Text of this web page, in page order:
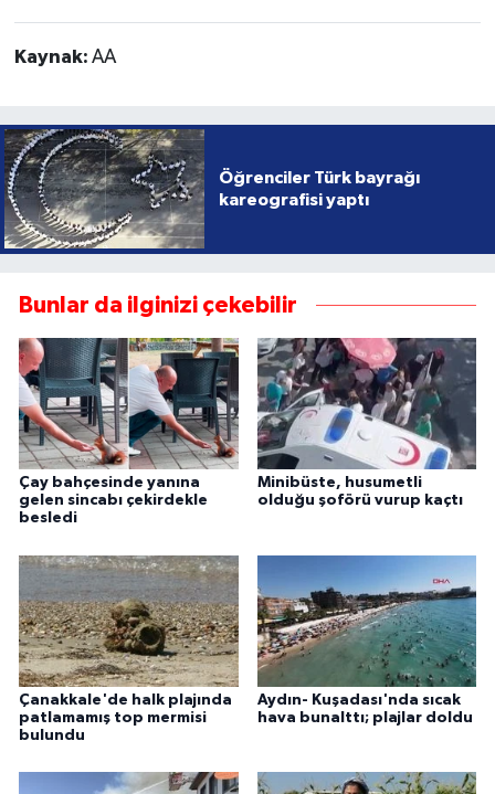
Kaynak: AA
Öğrenciler Türk bayrağı
kareografisi yaptı
Bunlar da ilginizi çekebilir
Çay bahçesinde yanına
gelen sincabı çekirdekle
besledi
Minibüste, husumetli
olduğu şoförü vurup kaçtı
Çanakkale'de halk plajında
patlamamış top mermisi
bulundu
Aydın- Kuşadası'nda sıcak
hava bunalttı; plajlar doldu